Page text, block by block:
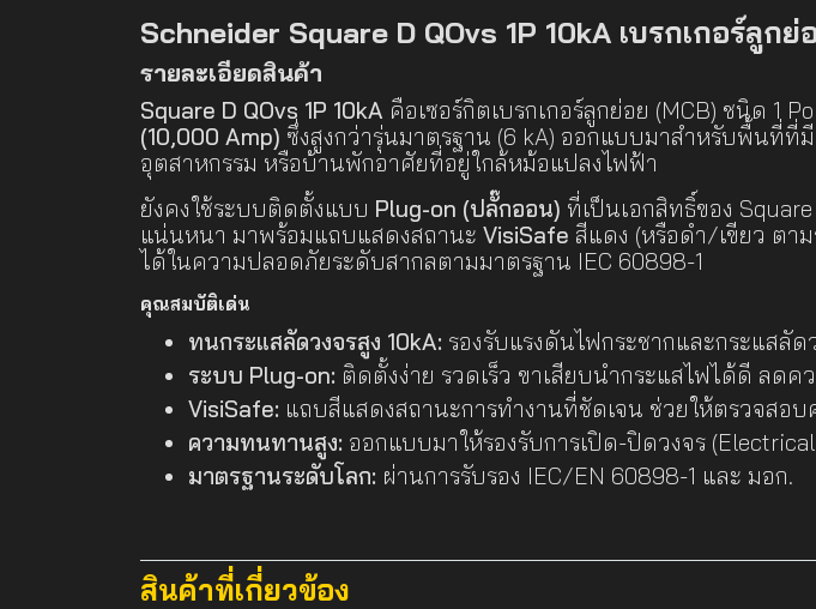
Schneider Square D QOvs 1P 10kA เบรกเกอร์ลูก
รายละเอียดสินค้า
Square D QOvs 1P 10kA คือเซอร์กิตเบรกเกอร์ลูกย่อย (MCB) ชนิด 1
(10,000 Amp) ซึ่งสูงกว่ารุ่นมาตรฐาน (6 kA) ออกแบบมาสำหรับพื้นที่ที่
อุตสาหกรรม หรือบ้านพักอาศัยที่อยู่ใกล้หม้อแปลงไฟฟ้า
ยังคงใช้ระบบติดตั้งแบบ Plug-on (ปลั๊กออน) ที่เป็นเอกสิทธิ์ของ
แน่นหนา มาพร้อมแถบแสดงสถานะ VisiSafe สีแดง (หรือดำ/เขียว ตา
ได้ในความปลอดภัยระดับสากลตามมาตรฐาน IEC 60898-1
คุณสมบัติเด่น
ทนกระแสลัดวงจรสูง 10kA: รองรับแรงดันไฟกระชากและกระแสลั
ระบบ Plug-on: ติดตั้งง่าย รวดเร็ว ขาเสียบนำกระแสไฟได้ดี ลดค
VisiSafe: แถบสีแสดงสถานะการทำงานที่ชัดเจน ช่วยให้ตรวจสอ
ความทนทานสูง: ออกแบบมาให้รองรับการเปิด-ปิดวงจร
มาตรฐานระดับโลก: ผ่านการรับรอง IEC/EN 60898-1 และ มอก.
สินค้าที่เกี่ยวข้อง